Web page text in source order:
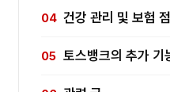
건강 관리 및 보험
토스뱅크의 추가 기